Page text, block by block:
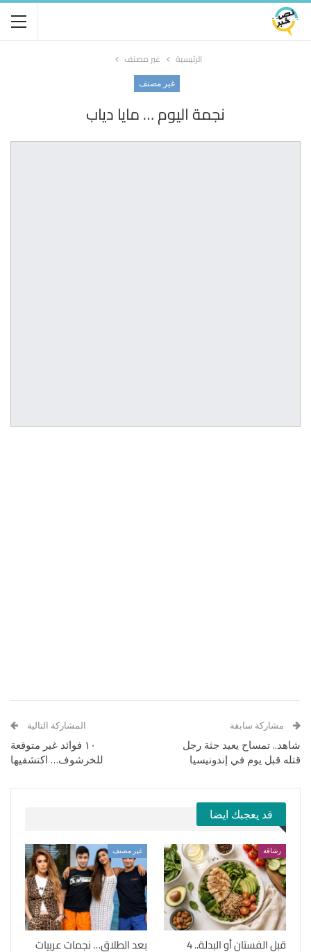
الرئيسية غير مصنف
غير مصنف
نجمة اليوم … مايا دياب
مشاركة سابقة
شاهد.. تمساح يعيد جثة رجل
قتله قبل يوم في إندونيسيا
المشاركة التالية
١٠ فوائد غير متوقعة
للخرشوف… اكتشفيها
قد يعجبك ايضا
رشاقة
قبل الفستان أو البدلة.. 4
غير مصنف
بعد الطلاق… نجمات عربيات